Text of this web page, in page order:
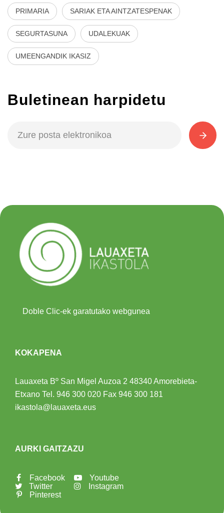
PRIMARIA SARIAK ETA AINTZATESPENAK
SEGURTASUNA UDALEKUAK
UMEENGANDIK IKASIZ
Buletinean harpidetu
Doble Clic-ek garatutako webgunea
KOKAPENA
Lauaxeta Bº San Migel Auzoa 2 48340 Amorebieta-
Etxano Tel. 946 300 020 Fax 946 300 181
ikastola@lauaxeta.eus
AURKI GAITZAZU
Facebook
Twitter
Pinterest
Youtube
Instagram